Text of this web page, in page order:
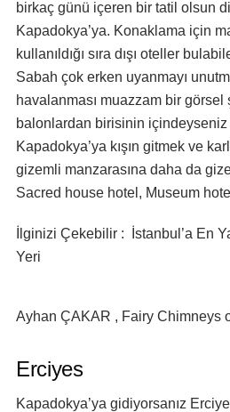
birkaç günü içeren bir tatil olsun
Kapadokya’ya. Konaklama için
kullanıldığı sıra dışı oteller
Sabah çok erken uyanmayı
havalanması muazzam bir
balonlardan birisinin
Kapadokya’ya kışın gitmek ve
gizemli manzarasına daha da
Sacred house hotel, Museum
İlginizi Çekebilir : İstanbul’a En
Yeri
Ayhan ÇAKAR , Fairy Chimneys
Erciyes
Kapadokya’ya gidiyorsanız